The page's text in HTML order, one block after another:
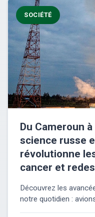
SOCIÉTÉ
Du Cameroun
science russe
révolutionne
cancer et
Découvrez les
notre quotidien :